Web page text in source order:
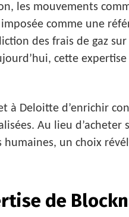
les mouvements
comme une
des frais de gaz
cette
Deloitte d’enrichir
Au lieu
humaines, un choix
de